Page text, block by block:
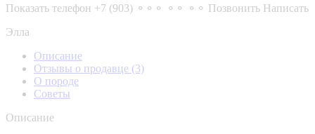
Показать телефон +7 (903) ⚬⚬⚬ ⚬⚬ ⚬⚬ Позвонить Написать
Элла
Описание
Отзывы о продавце (3)
О породе
Советы
Описание